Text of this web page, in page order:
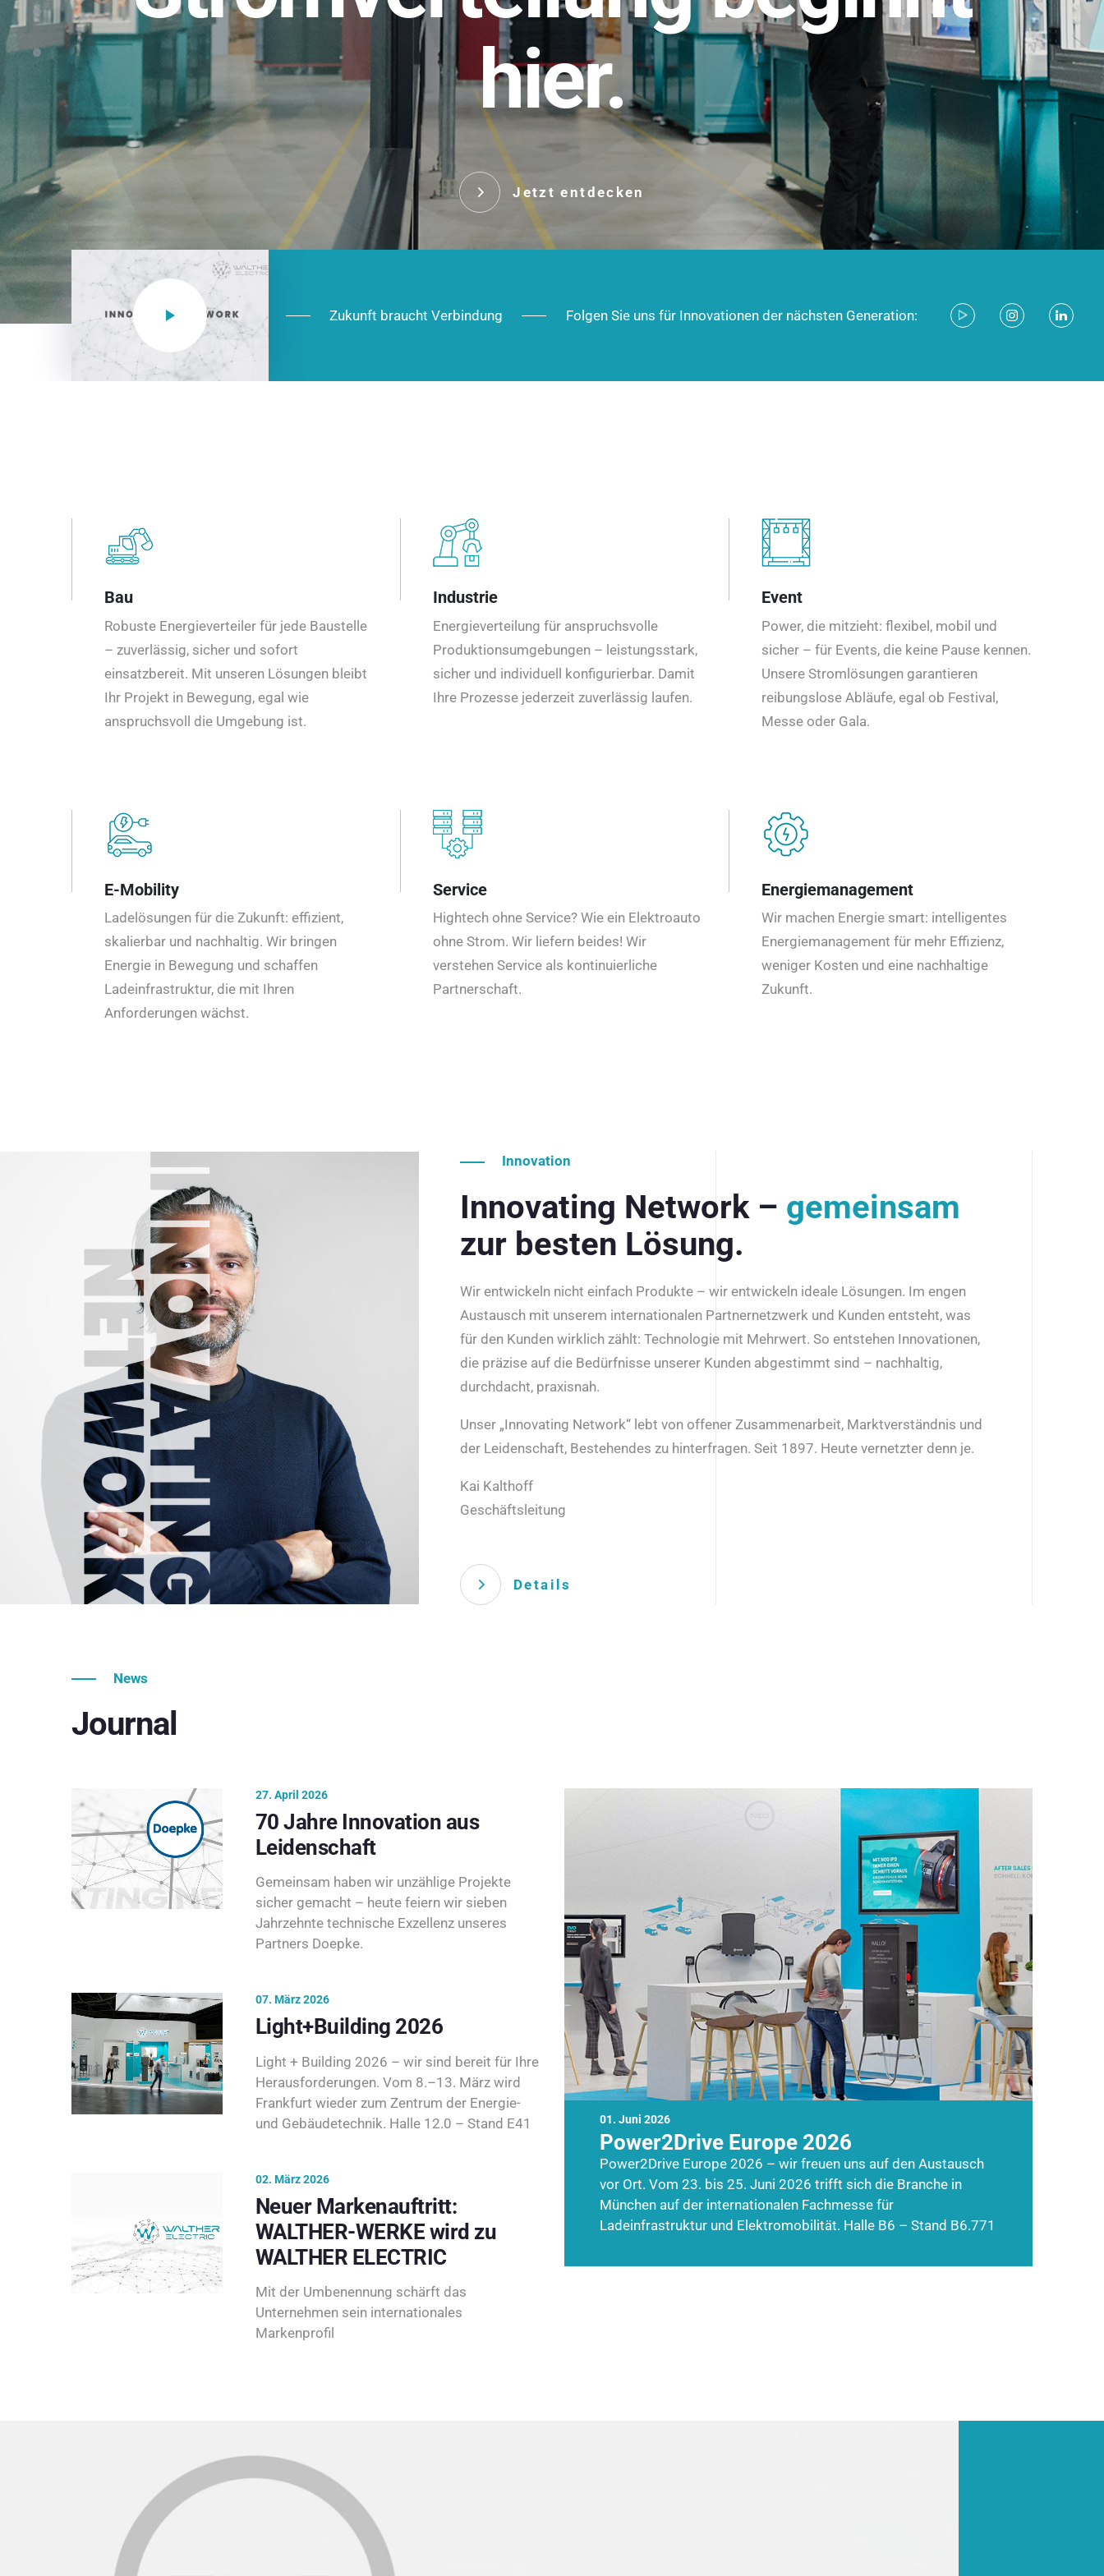
hier.
Jetzt entdecken
NEO CEE: Energieverteilung mit System. Robust im Alltag,
effizient in der Installation, zukunftsfähig im Ausbau.
Das innovative Stecksystem für industrielle Anwendungen –
robust, IP-geschützt und zukunftsfähig.
Jetzt entdecken
Zukunft braucht Verbindung Folgen Sie uns für Innovationen der nächsten Generation:
Bau
Robuste Energieverteiler für jede Baustelle
– zuverlässig, sicher und sofort
einsatzbereit. Mit unseren Lösungen bleibt
Ihr Projekt in Bewegung, egal wie
anspruchsvoll die Umgebung ist.
Industrie
Energieverteilung für anspruchsvolle
Produktionsumgebungen – leistungsstark,
sicher und individuell konfigurierbar. Damit
Ihre Prozesse jederzeit zuverlässig laufen.
Event
Power, die mitzieht: flexibel, mobil und
sicher – für Events, die keine Pause kennen.
Unsere Stromlösungen garantieren
reibungslose Abläufe, egal ob Festival,
Messe oder Gala.
E-Mobility
Ladelösungen für die Zukunft: effizient,
skalierbar und nachhaltig. Wir bringen
Energie in Bewegung und schaffen
Ladeinfrastruktur, die mit Ihren
Anforderungen wächst.
Service
Hightech ohne Service? Wie ein Elektroauto
ohne Strom. Wir liefern beides! Wir
verstehen Service als kontinuierliche
Partnerschaft.
Energiemanagement
Wir machen Energie smart: intelligentes
Energiemanagement für mehr Effizienz,
weniger Kosten und eine nachhaltige
Zukunft.
Innovation
Innovating Network – gemeinsam
zur besten Lösung.
Wir entwickeln nicht einfach Produkte – wir entwickeln ideale Lösungen. Im engen
Austausch mit unserem internationalen Partnernetzwerk und Kunden entsteht, was
für den Kunden wirklich zählt: Technologie mit Mehrwert. So entstehen Innovationen,
die präzise auf die Bedürfnisse unserer Kunden abgestimmt sind – nachhaltig,
durchdacht, praxisnah.
Unser „Innovating Network“ lebt von offener Zusammenarbeit, Marktverständnis und
der Leidenschaft, Bestehendes zu hinterfragen. Seit 1897. Heute vernetzter denn je.
Kai Kalthoff
Geschäftsleitung
Details
News
Journal
01. Juni 2026
Power2Drive Europe 2026
Power2Drive Europe 2026 – wir freuen uns auf den Austausch
vor Ort. Vom 23. bis 25. Juni 2026 trifft sich die Branche in
München auf der internationalen Fachmesse für
Ladeinfrastruktur und Elektromobilität. Halle B6 – Stand B6.771
27. April 2026
70 Jahre Innovation aus
Leidenschaft
Gemeinsam haben wir unzählige Projekte
sicher gemacht – heute feiern wir sieben
Jahrzehnte technische Exzellenz unseres
Partners Doepke.
07. März 2026
Light+Building 2026
Light + Building 2026 – wir sind bereit für Ihre
Herausforderungen. Vom 8.–13. März wird
Frankfurt wieder zum Zentrum der Energie-
und Gebäudetechnik. Halle 12.0 – Stand E41
02. März 2026
Neuer Markenauftritt:
WALTHER-WERKE wird zu
WALTHER ELECTRIC
Mit der Umbenennung schärft das
Unternehmen sein internationales
Markenprofil